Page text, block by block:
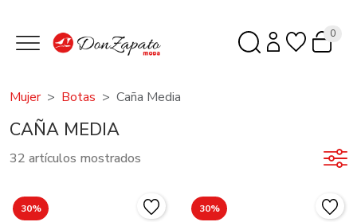
0
Mujer Botas Caña Media
CAÑA MEDIA
32 artículos mostrados
30% 30%